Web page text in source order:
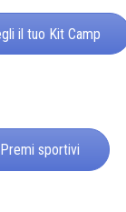
il tuo Kit Camp
Premi sportivi